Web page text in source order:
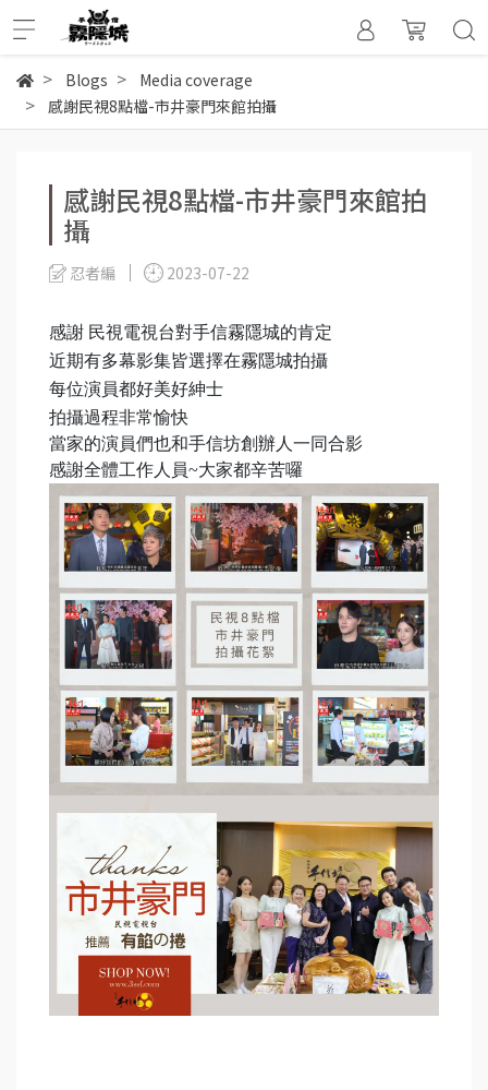
Blogs
Media coverage
感謝民視8點檔-市井豪門來館拍攝
感謝民視8點檔-市井豪門來館拍
攝
忍者編 2023-07-22
感謝 民視電視台對手信霧隱城的肯定
近期有多幕影集皆選擇在霧隱城拍攝
每位演員都好美好紳士
拍攝過程非常愉快
當家的演員們也和手信坊創辦人一同合影
感謝全體工作人員~大家都辛苦囉